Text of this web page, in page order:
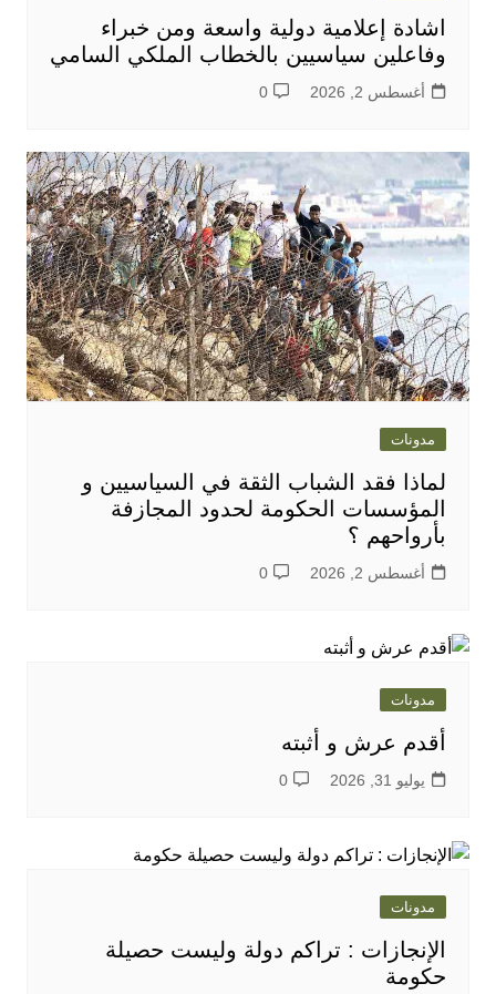
اشادة إعلامية دولية واسعة ومن خبراء
وفاعلين سياسيين بالخطاب الملكي السامي
أغسطس 2, 2026 0
مدونات
لماذا فقد الشباب الثقة في السياسيين و
المؤسسات الحكومة لحدود المجازفة
بأرواحهم ؟
أغسطس 2, 2026 0
مدونات
أقدم عرش و أثبته
يوليو 31, 2026 0
مدونات
الإنجازات : تراكم دولة وليست حصيلة
حكومة